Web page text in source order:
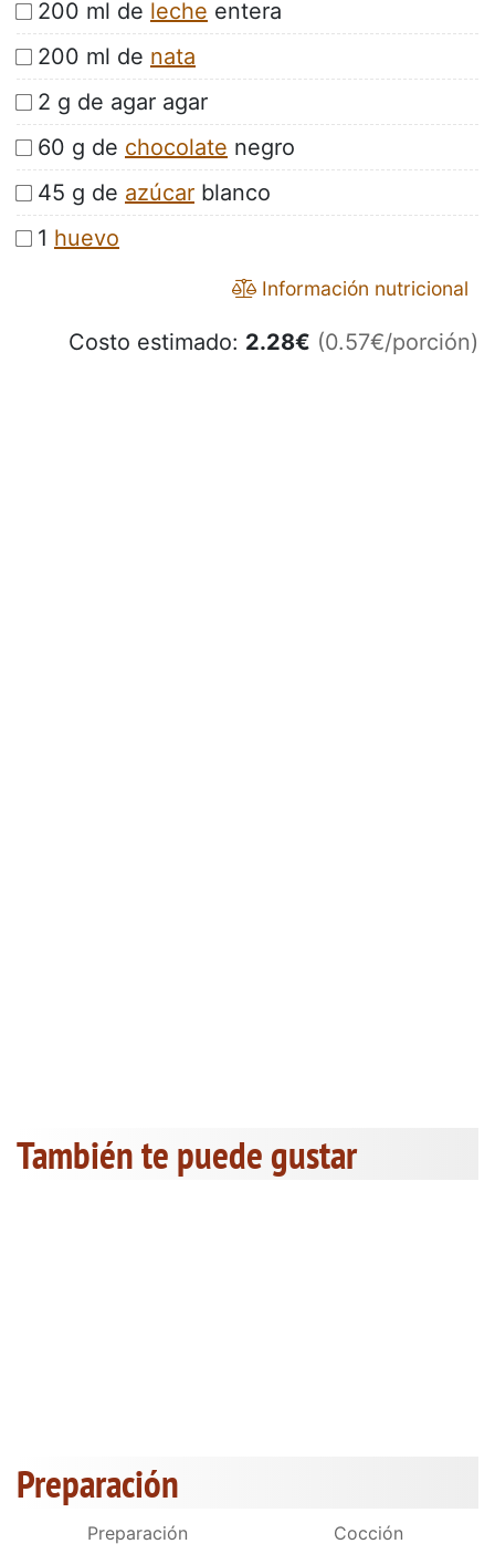
200 ml de leche entera
200 ml de nata
2 g de agar agar
60 g de chocolate negro
45 g de azúcar blanco
1 huevo
Información nutricional
Costo estimado: 2.28€ (0.57€/porción)
También te puede gustar
Preparación
Preparación
Cocción